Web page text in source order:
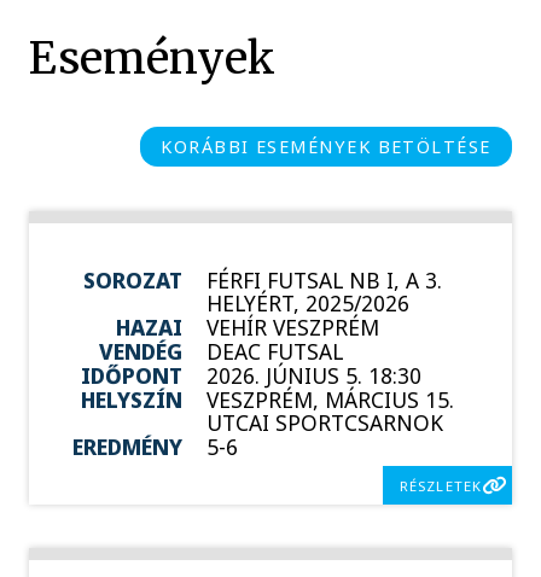
Események
KORÁBBI ESEMÉNYEK BETÖLTÉSE
SOROZAT FÉRFI FUTSAL NB I, A 3.
HELYÉRT, 2025/2026
HAZAI
VEHÍR VESZPRÉM
VENDÉG
DEAC FUTSAL
IDŐPONT
2026. JÚNIUS 5. 18:30
HELYSZÍN
VESZPRÉM, MÁRCIUS 15.
UTCAI SPORTCSARNOK
EREDMÉNY
5-6
RÉSZLETEK